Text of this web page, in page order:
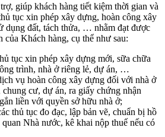
giúp khách hàng tiết kiệm thời gian và
tục xin phép xây dựng, hoàn công xây
dụng đất, tách thửa, … nhằm đạt được
của Khách hàng, cụ thể như sau:
tục xin phép xây dựng mới, sữa chữa
trình, nhà ở riêng lẻ, dự án, …
vụ hoàn công xây dựng đối với nhà ở
cư, dự án, ra giấy chứng nhận
liền với quyền sở hữu nhà ở;
thủ tục đo đạc, lập bản vẽ, chuẩn bị hồ
quan Nhà nước, kê khai nộp thuế nếu có